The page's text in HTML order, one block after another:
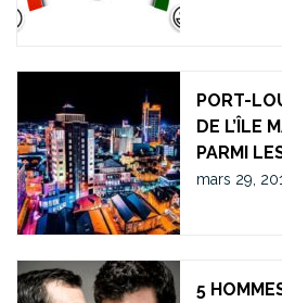
PORT-
DE L’ÎLE
PARMI
mars 29,
5